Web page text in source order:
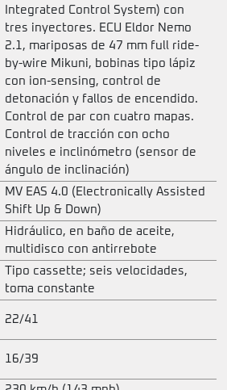
Integrated Control System) con
tres inyectores. ECU Eldor Nemo
2.1, mariposas de 47 mm full ride-
by-wire Mikuni, bobinas tipo lápiz
con ion-sensing, control de
detonación y fallos de encendido.
Control de par con cuatro mapas.
Control de tracción con ocho
niveles e inclinómetro (sensor de
ángulo de inclinación)
MV EAS 4.0 (Electronically Assisted
Shift Up & Down)
Hidráulico, en baño de aceite,
multidisco con antirrebote
Tipo cassette; seis velocidades,
toma constante
22/41
16/39